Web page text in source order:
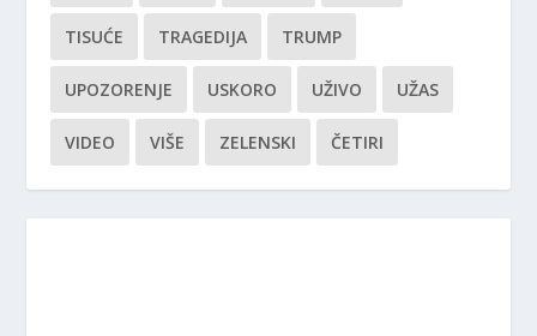
TISUĆE TRAGEDIJA TRUMP
UPOZORENJE USKORO UŽIVO UŽAS
VIDEO VIŠE ZELENSKI ČETIRI